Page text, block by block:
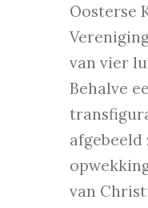
Oosterse
van vier
Behalve
afgebeeld
van